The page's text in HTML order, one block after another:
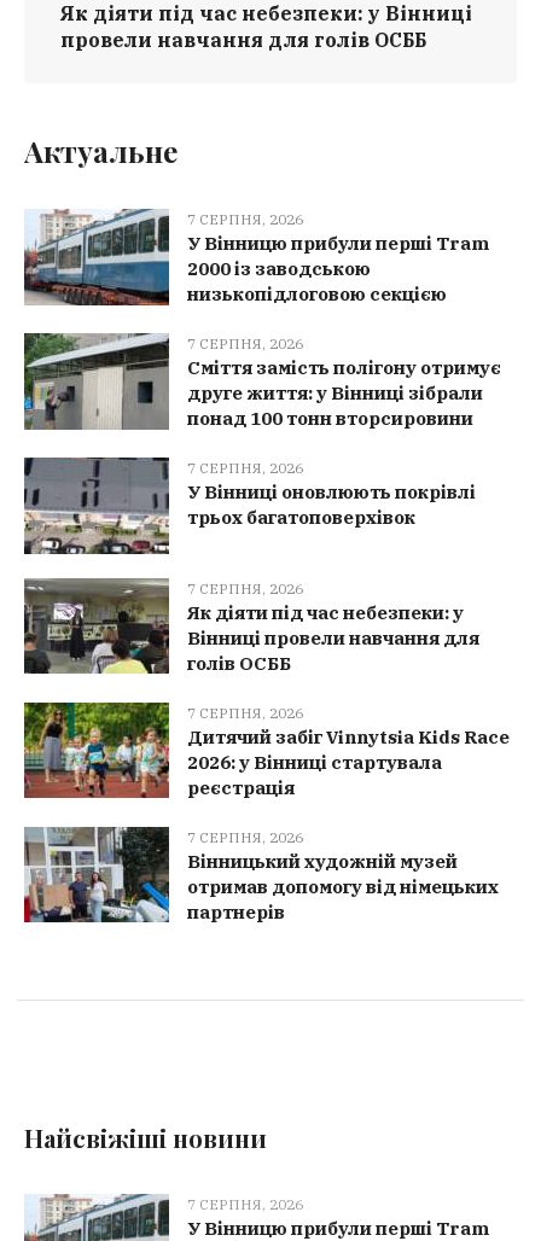
Як діяти під час небезпеки: у Вінниці
провели навчання для голів ОСББ
Актуальне
7 СЕРПНЯ, 2026
У Вінницю прибули перші Tram
2000 із заводською
низькопідлоговою секцією
7 СЕРПНЯ, 2026
Сміття замість полігону отримує
друге життя: у Вінниці зібрали
понад 100 тонн вторсировини
7 СЕРПНЯ, 2026
У Вінниці оновлюють покрівлі
трьох багатоповерхівок
7 СЕРПНЯ, 2026
Як діяти під час небезпеки: у
Вінниці провели навчання для
голів ОСББ
7 СЕРПНЯ, 2026
Дитячий забіг Vinnytsia Kids Race
2026: у Вінниці стартувала
реєстрація
7 СЕРПНЯ, 2026
Вінницький художній музей
отримав допомогу від німецьких
партнерів
Найсвіжіші новини
7 СЕРПНЯ, 2026
У Вінницю прибули перші Tram